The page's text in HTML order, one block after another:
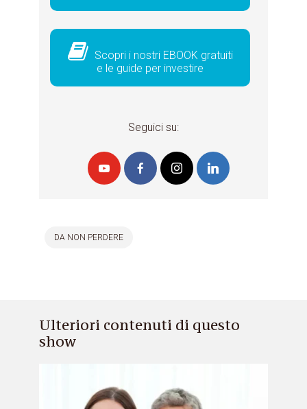
Scopri i nostri EBOOK gratuiti
e le guide per investire
Seguici su:
DA NON PERDERE
Ulteriori contenuti di questo
show